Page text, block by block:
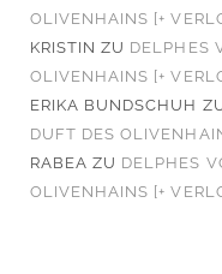
OLIVENHAINS [+
KRISTIN ZU DELPHES
OLIVENHAINS [+
ERIKA BUNDSCHUH
DUFT DES
RABEA ZU DELPHES
OLIVENHAINS [+